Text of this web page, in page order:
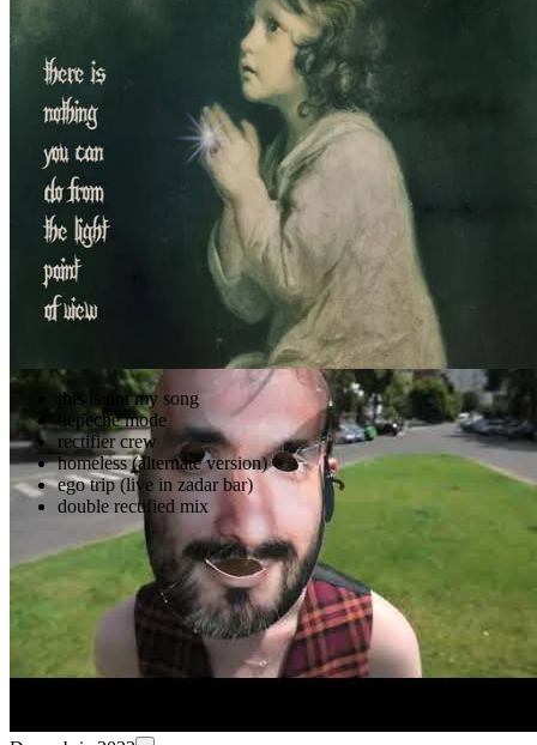
this is not my song
depeche mode
rectifier crew
homeless (alternate version)
ego trip (live in zadar bar)
double rectified mix
pj.lo & the
accidentals
Videoclipuri